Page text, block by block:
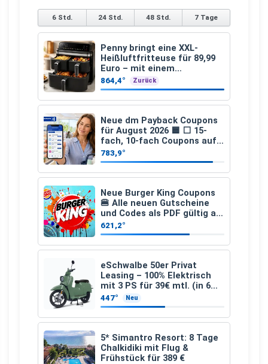
6 Std. 24 Std. 48 Std. 7 Tage
Penny bringt eine XXL-
Heißluftfritteuse für 89,99
Euro – mit einem
besonderen Vorteil
864,4° Zurück
Neue dm Payback Coupons
für August 2026 🟦 ⬜ 15-
fach, 10-fach Coupons auf
den gesamten Einkauf ab 2
€
783,9°
Neue Burger King Coupons
🍔 Alle neuen Gutscheine
und Codes als PDF gültig ab
25.07.2026 bis 04.09.2026
621,2°
eSchwalbe 50er Privat
Leasing – 100% Elektrisch
mit 3 PS für 39€ mtl. (in 6
schicken Farben LF: 0.43, 36
Monate, Bereitstellung:
159,00 €, 2.500 km/Jahr)
447° Neu
5* Simantro Resort: 8 Tage
Chalkidiki mit Flug &
Frühstück für 389 €